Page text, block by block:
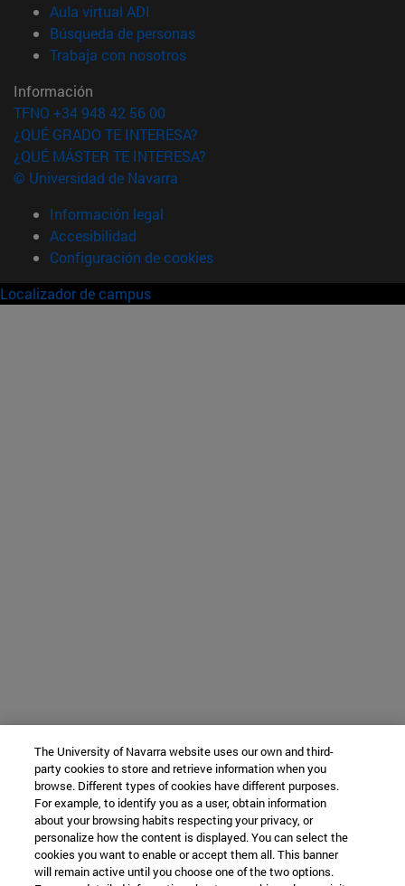
Aula virtual ADI
Búsqueda de personas(abre en nueva ventana)
Trabaja con nosotros(abre en nueva ventana)
Información
TFNO +34 948 42 56 00
¿QUÉ GRADO TE INTERESA?
¿QUÉ MÁSTER TE INTERESA?
© Universidad de Navarra
Información legal
Accesibilidad
Configuración de cookies
Localizador de campus
The University of Navarra website uses our own and third-
party cookies to store and retrieve information when you
browse. Different types of cookies have different purposes.
For example, to identify you as a user, obtain information
about your browsing habits respecting your privacy, or
personalize how the content is displayed. You can select the
cookies you want to enable or accept them all. This banner
will remain active until you choose one of the two options.